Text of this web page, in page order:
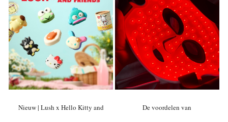
Nieuw | Lush x Hello Kitty and De voordelen van